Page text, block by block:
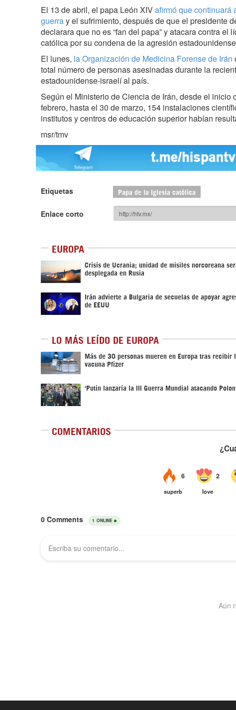
El 13 de abril, el papa León XIVafirmó que continuará
guerray el sufrimiento, después de que el presidente
declarara que no es “fan del papa” y atacara contra el
católica por su condena de la agresión
El lunes, la Organización de Medicina Forense de Irán
total número de personas asesinadas durante la
estadounidense-israelí al país.
Según el Ministerio de Ciencia de Irán, desde el inicio
febrero, hasta el 30 de marzo, 154 instalaciones
institutos y centros de educación superior habían
msr/tmv
Etiquetas Papa de la Iglesia católica
Enlace corto
EUROPA
Crisis de Ucrania; unidad de misiles norcoreana
desplegada en Rusia
Irán advierte a Bulgaria de secuelas de apoyar
de EEUU
LO MÁS LEÍDO DE EUROPA
Más de 30 personas mueren en Europa tras recibir
vacuna Pfizer
‘Putin lanzaría la III Guerra Mundial atacando
COMENTARIOS